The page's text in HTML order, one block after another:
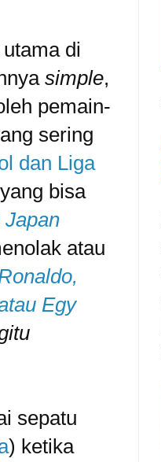
di
simple,
pemain-
sering
dan Liga
bisa
Japan
atau
Egy
sepatu
) ketika